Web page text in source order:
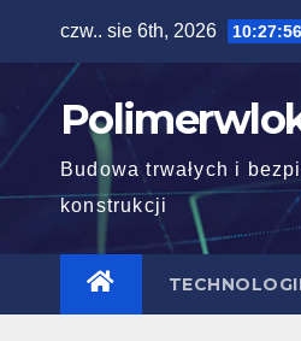
content
czw.. sie 6th, 2026
Budowa trwałych i
konstrukcji